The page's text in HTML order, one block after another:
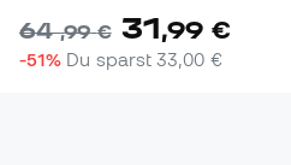
64,99 € 31,99 €
-51% Du sparst33,00 €